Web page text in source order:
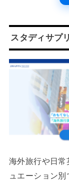
スタディサプ
海外旅行や日常
ュエーション